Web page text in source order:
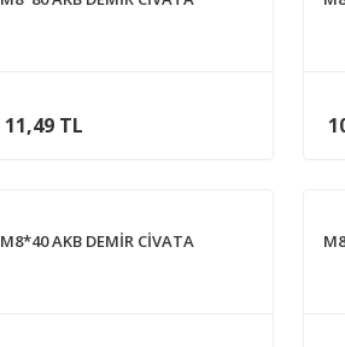
11,49 TL
M8*40 AKB DEMİR CİVATA